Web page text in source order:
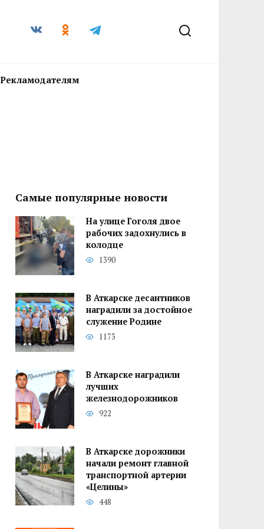
Рекламодателям
Самые популярные новости
На улице Гоголя двое
рабочих задохнулись в
колодце
1390
В Аткарске десантников
наградили за достойное
служение Родине
1173
В Аткарске наградили
лучших
железнодорожников
922
В Аткарске дорожники
начали ремонт главной
транспортной артерии
«Целины»
448